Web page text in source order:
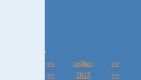
<< květen
>>
<<
2023
>>